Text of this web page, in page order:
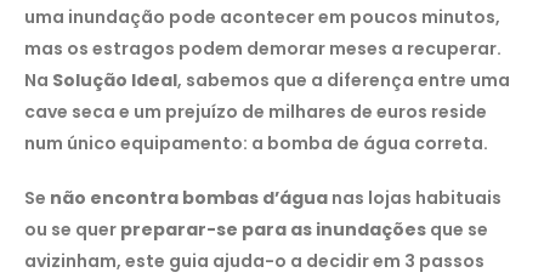
uma inundação pode acontecer em poucos minutos,
mas os estragos podem demorar meses a recuperar.
Na Solução Ideal, sabemos que a diferença entre uma
cave seca e um prejuízo de milhares de euros reside
num único equipamento: a bomba de água correta.
Se não encontra bombas d’água nas lojas habituais
ou se quer preparar-se para as inundações que se
avizinham, este guia ajuda-o a decidir em 3 passos